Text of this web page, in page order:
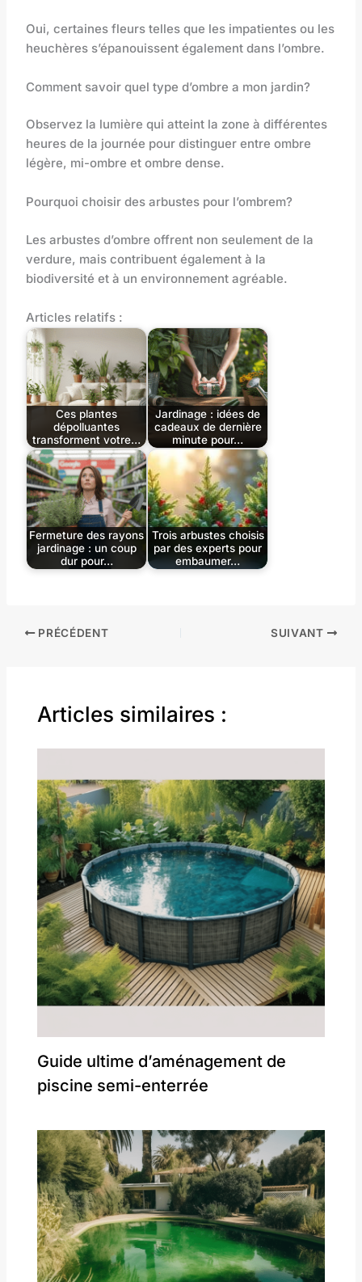
Oui, certaines fleurs telles que les impatientes ou les
heuchères s’épanouissent également dans l’ombre.
Comment savoir quel type d’ombre a mon jardin?
Observez la lumière qui atteint la zone à différentes
heures de la journée pour distinguer entre ombre
légère, mi-ombre et ombre dense.
Pourquoi choisir des arbustes pour l’ombrem?
Les arbustes d’ombre offrent non seulement de la
verdure, mais contribuent également à la
biodiversité et à un environnement agréable.
Articles relatifs :
Ces plantes
dépolluantes
transforment votre…
Jardinage : idées de
cadeaux de dernière
minute pour…
Fermeture des rayons
jardinage : un coup
dur pour…
Trois arbustes choisis
par des experts pour
embaumer…
PRÉCÉDENT SUIVANT
Articles similaires :
Guide ultime d’aménagement de
piscine semi-enterrée